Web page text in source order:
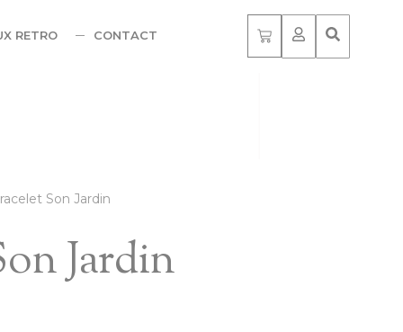
RETRO CONTACT
Son Jardin
Jardin